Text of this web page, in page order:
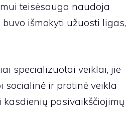
teisėsauga naudoja
išmokyti užuosti ligas,
specializuotai veiklai, jie
socialinė ir protinė veikla
pasivaikščiojimų